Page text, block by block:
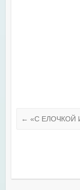
← «С ЕЛОЧКОЙ